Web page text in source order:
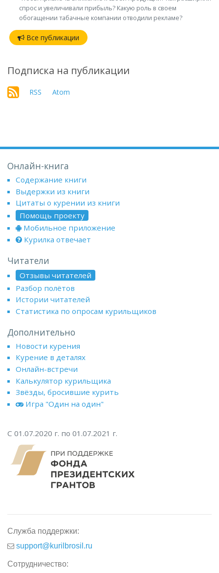
спрос и увеличивали прибыль? Какую роль в своем
обогащении табачные компании отводили рекламе?
Все публикации
Подписка на публикации
RSS Atom
Онлайн-книга
Содержание книги
Выдержки из книги
Цитаты о курении из книги
Помощь проекту
Мобильное приложение
Курилка отвечает
Читатели
Отзывы читателей
Разбор полётов
Истории читателей
Статистика по опросам курильщиков
Дополнительно
Новости курения
Курение в деталях
Онлайн-встречи
Калькулятор курильщика
Звёзды, бросившие курить
Игра "Один на один"
С 01.07.2020 г. по 01.07.2021 г.
Служба поддержки:
support@kurilbrosil.ru
Сотрудничество: